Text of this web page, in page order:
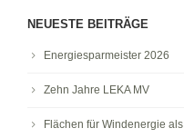
NEUESTE BEITRÄGE
Energiesparmeister 2026
Zehn Jahre LEKA MV
Flächen für Windenergie